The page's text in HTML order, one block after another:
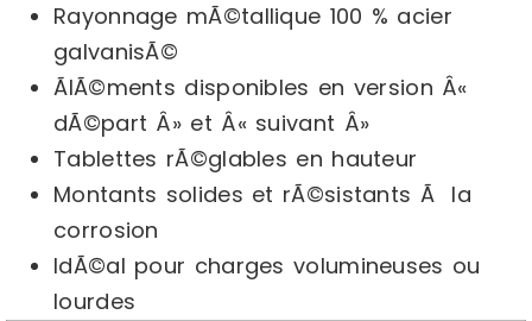
Rayonnage mÃ©tallique 100 % acier
galvanisÃ©
ÃlÃ©ments disponibles en version Â«
dÃ©part Â» et Â« suivant Â»
Tablettes rÃ©glables en hauteur
Montants solides et rÃ©sistants Ã la
corrosion
IdÃ©al pour charges volumineuses ou
lourdes